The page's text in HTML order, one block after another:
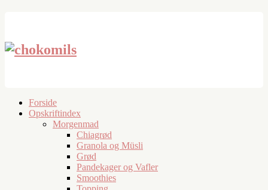
Forside
Opskriftindex
Morgenmad
Chiagrød
Granola og Müsli
Grød
Pandekager og Vafler
Smoothies